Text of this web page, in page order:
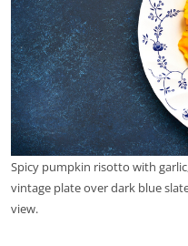
Spicy pumpkin risotto with
vintage plate over dark blue
view.